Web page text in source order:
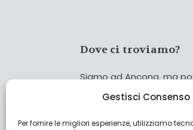
Gestisci Consenso
Per fornire le migliori esperienze, utilizziamo
Dove ci troviamo?
Siamo ad Ancona, ma
coprire tutta Italia!